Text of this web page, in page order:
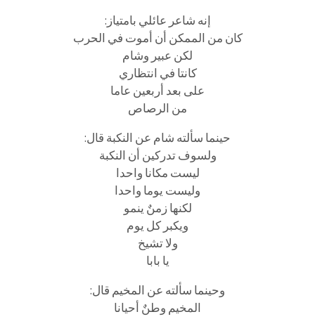
إنه شاعر عائلي بامتياز:
كان من الممكن أن أموت في الحرب
لكن عبير وشام
كانتا في انتظاري
على بعد أربعين عاما
من الرصاص
حينما سألته شام عن النكبة قال:
ولسوف تدركين أن النكبة
ليست مكانا واحدا
وليست يوما واحدا
لكنها زمنٌ ينمو
ويكبر كل يوم
ولا تشيخ
يا بابا
وحينما سألته عن المخيم قال:
المخيم وطنٌ أحيانا